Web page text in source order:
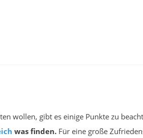
wollen, gibt es einige Punkte zu
was finden. Für eine große